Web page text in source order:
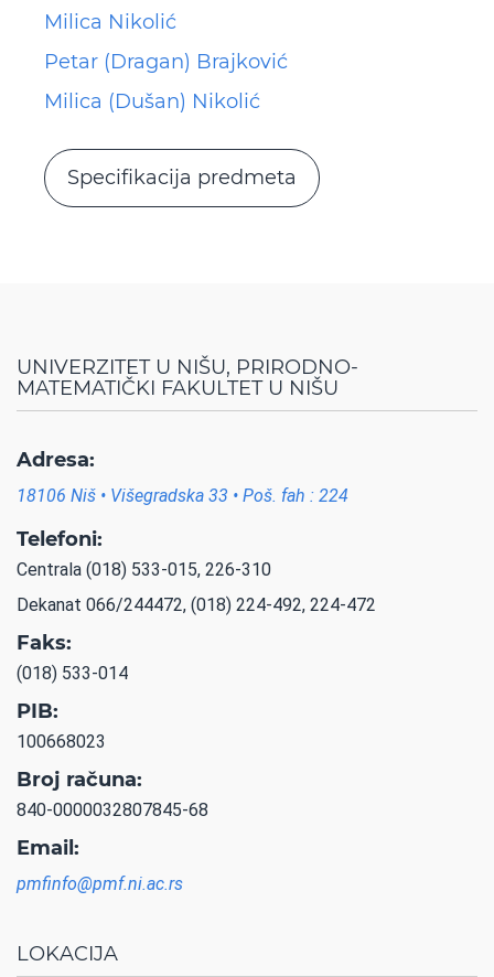
Milica Nikolić
Petar (Dragan) Brajković
Milica (Dušan) Nikolić
Specifikacija predmeta
UNIVERZITET U NIŠU, PRIRODNO-
MATEMATIČKI FAKULTET U NIŠU
Adresa:
18106 Niš • Višegradska 33 • Poš. fah : 224
Telefoni:
Centrala (018) 533-015, 226-310
Dekanat 066/244472, (018) 224-492, 224-472
Faks:
(018) 533-014
PIB:
100668023
Broj računa:
840-0000032807845-68
Email:
pmfinfo@pmf.ni.ac.rs
LOKACIJA